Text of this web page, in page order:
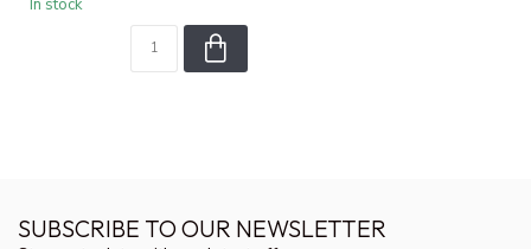
In stock
SUBSCRIBE TO OUR NEWSLETTER